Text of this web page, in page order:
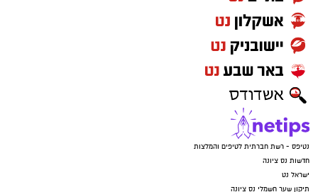
נטיפס - רשת חברתית לטיפים והמלצות
חדשות נס ציונה
ישראל נט
תיקון שער חשמלי נס ציונה